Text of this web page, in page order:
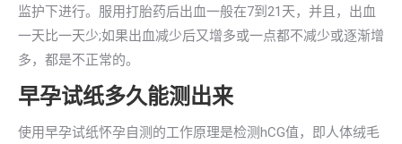
监护下进行。服用打胎药后出血一般在7到21天，并且，出血
一天比一天少;如果出血减少后又增多或一点都不减少或逐渐增
多，都是不正常的。
早孕试纸多久能测出来
使用早孕试纸怀孕自测的工作原理是检测hCG值，即人体绒毛